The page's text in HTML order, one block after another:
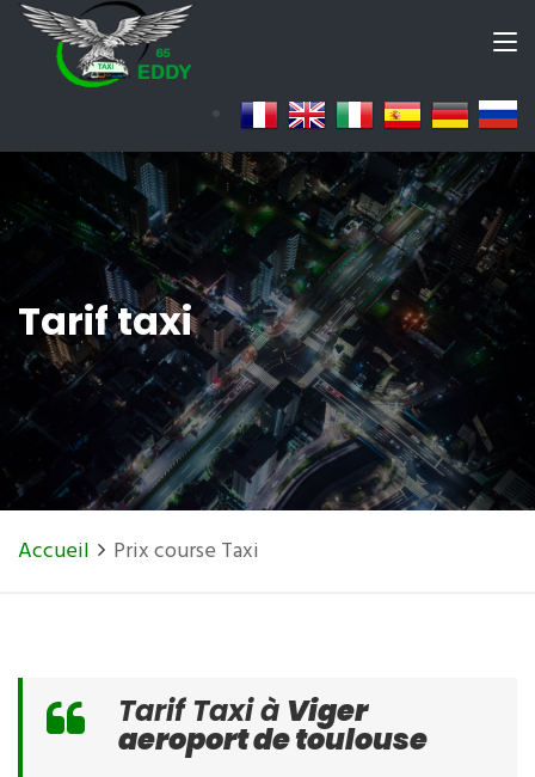
Tarif taxi
Accueil Prix course Taxi
Tarif Taxi à Viger
aeroport de toulouse